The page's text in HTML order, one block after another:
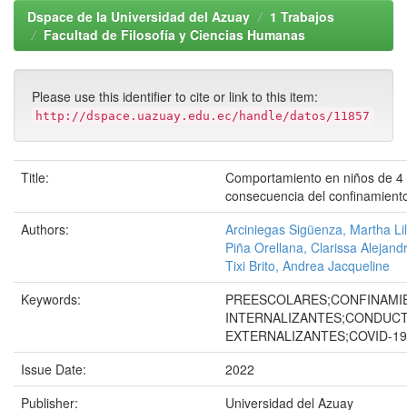
Dspace de la Universidad del Azuay
1 Trabajos
Facultad de Filosofía y Ciencias Humanas
Please use this identifier to cite or link to this item:
http://dspace.uazuay.edu.ec/handle/datos/11857
Title:
Comportamiento en niños de
consecuencia del
Authors:
Arciniegas Sigüenza, Martha
Piña Orellana, Clarissa
Tixi Brito, Andrea Jacqueline
Keywords:
EXTERNALIZANTES;COVID-
Issue Date:
2022
Publisher:
Universidad del Azuay